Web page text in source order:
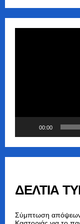
00:00
ΔΕΛΤΙΑ
Σύμπτωση